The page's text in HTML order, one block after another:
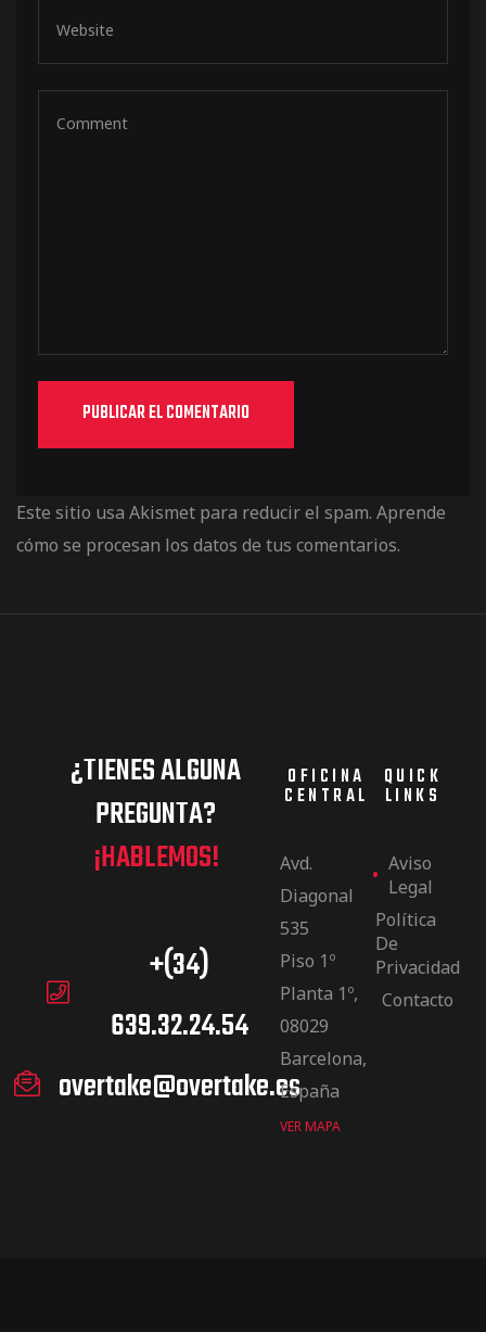
Este sitio usa Akismet para reducir el spam. Aprende
cómo se procesan los datos de tus comentarios.
¿TIENES ALGUNA
PREGUNTA?
¡HABLEMOS!
+(34)
639.32.24.54
overtake@overtake.es
OFICINA
CENTRAL
Avd.
Diagonal
535
Piso 1º
Planta 1º,
08029
Barcelona,
España
VER MAPA
QUICK
LINKS
Aviso
Legal
Política
De
Privacidad
Contacto